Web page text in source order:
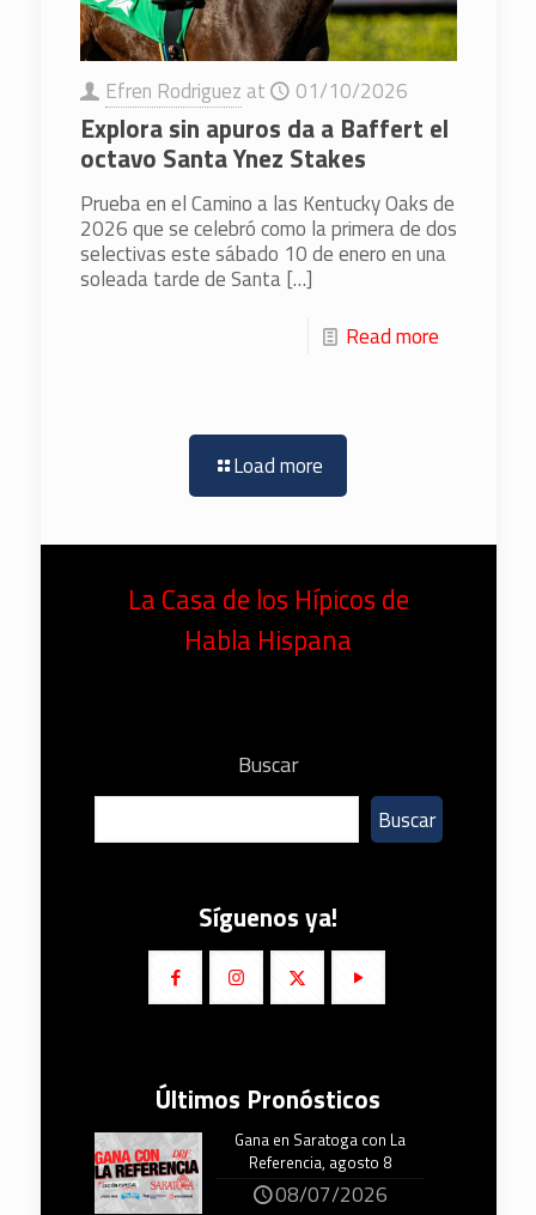
Efren Rodriguez at 01/10/2026
Explora sin apuros da a Baffert el
octavo Santa Ynez Stakes
Prueba en el Camino a las Kentucky Oaks de
2026 que se celebró como la primera de dos
selectivas este sábado 10 de enero en una
soleada tarde de Santa[…]
Read more
Load more
La Casa de los Hípicos de
Habla Hispana
Buscar
Buscar
Síguenos ya!
Últimos Pronósticos
Gana en Saratoga con La
Referencia, agosto 8
08/07/2026